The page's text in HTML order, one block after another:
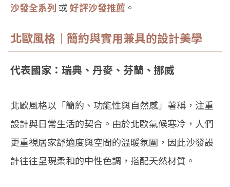
沙發全系列 或好評沙發推薦 。
北歐風格｜簡約與實用兼具的設計美學
代表國家：瑞典、丹麥、芬蘭、挪威
北歐風格以「簡約、功能性與自然感」著稱，注重
設計與日常生活的契合。由於北歐氣候寒冷，人們
更重視居家舒適度與空間的溫暖氛圍，因此沙發設
計往往呈現柔和的中性色調，搭配天然材質。